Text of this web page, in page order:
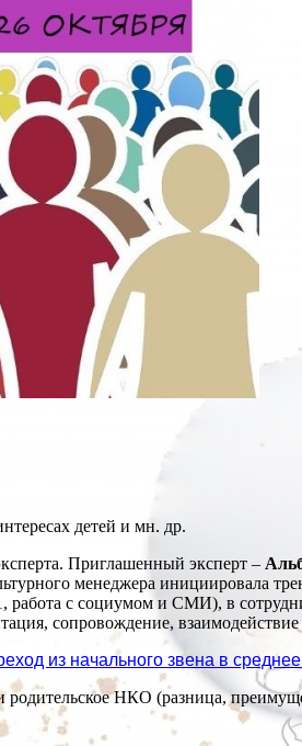
детей и мн. др.
Приглашенный эксперт –
менеджера инициировала
с социумом и СМИ), в
сопровождение, взаимодействие
из начального звена в
родительское НКО (разница,